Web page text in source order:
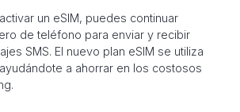
un eSIM, puedes continuar
de teléfono para enviar y recibir
SMS. El nuevo plan eSIM se utiliza
a ahorrar en los costosos